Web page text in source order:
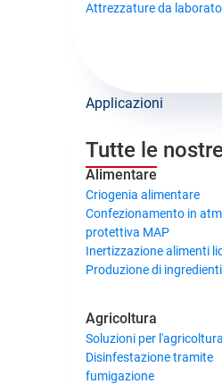
Attrezzature da
Applicazioni
Tutte le
Alimentare
Criogenia alimentare
Confezionamento in
protettiva MAP
Inertizzazione alimenti
Produzione di
Agricoltura
Soluzioni per l'agricoltura
Disinfestazione tramite
fumigazione